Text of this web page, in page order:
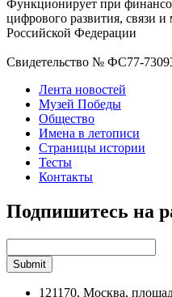
Функционирует при
цифрового развития, связи
Российской Федерации
Свидетельство № ФС77-
Лента новостей
Музей Победы
Общество
Имена в летописи
Страницы истории
Тесты
Контакты
Подпишитесь на
121170, Москва,